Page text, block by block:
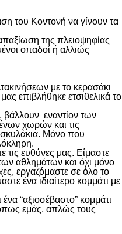
του Κοντονή να γίνουν τα
της πλειοψηφίας
οπαδοί ή αλλιώς
με το κερασάκι
επιβλήθηκε ετσιθελικά το
βάλλουν εναντίον των
χωρών και τις
σκυλάκια. Μόνο που
ευθύνες μας. Είμαστε
αθλημάτων και όχι μόνο
εργαζόμαστε σε όλο το
ένα ιδιαίτερο κομμάτι με
“αξιοσέβαστο” κομμάτι
εμάς, απλώς τους